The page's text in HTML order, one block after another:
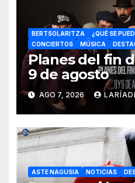
BERTSOLARITZA ¿QUÉ SE
CONCIERTOS
MÚSICA
Planes del fin
9 de agosto
AGO 7, 2026
ASTE NAGUSIA NOTICIAS